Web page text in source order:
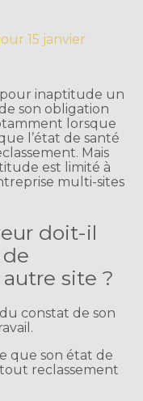
15 janvier
inaptitude un
son obligation
lorsque
l’état de santé
Mais
est limité à
multi-sites
doit-il
site ?
constat de son
que son état de
reclassement